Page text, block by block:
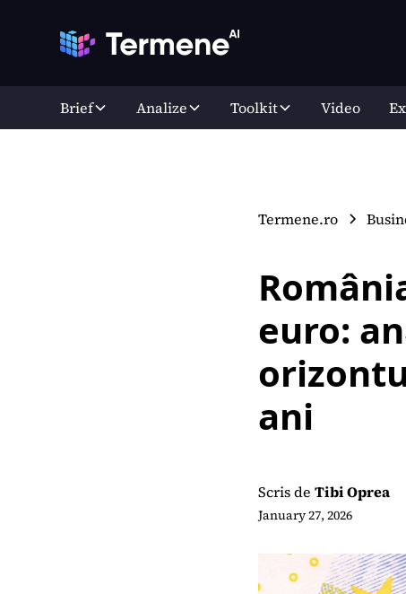
Brief Analize Toolkit Video
Termene.ro
euro:
ani
Scris de Tibi Oprea
January 27, 2026